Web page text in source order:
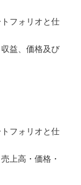
フォリオと仕
益、価格及び
フォリオと仕
上高・価格・